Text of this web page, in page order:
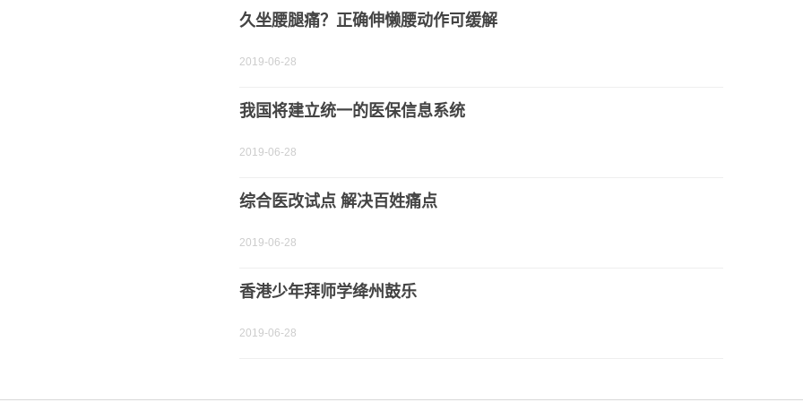
久坐腰腿痛？正确伸懒腰动作可缓解
2019-06-28
我国将建立统一的医保信息系统
2019-06-28
综合医改试点 解决百姓痛点
2019-06-28
香港少年拜师学绛州鼓乐
2019-06-28